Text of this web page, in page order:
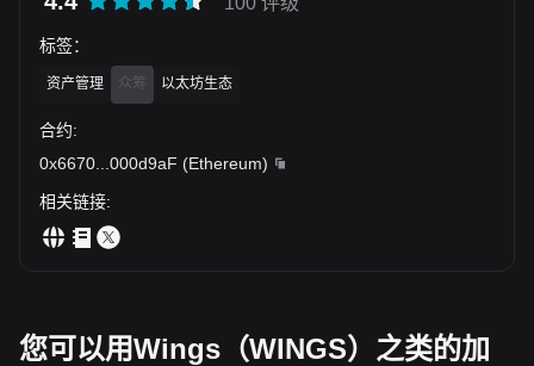
标签：
资产管理 众筹 以太坊生态
合约:
0x6670
000d9aF (Ethereum)
相关链接:
您可以用Wings（WINGS）之类的加